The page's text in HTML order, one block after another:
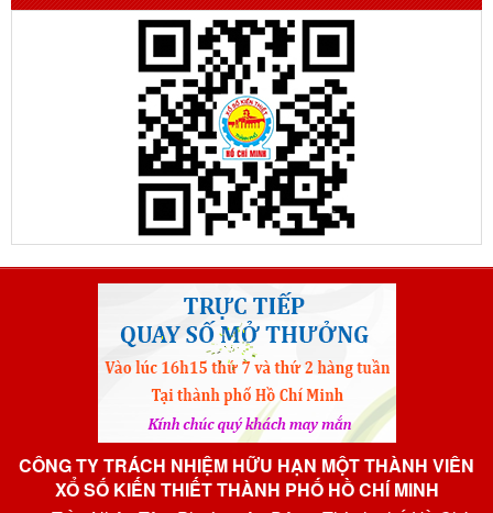
CÔNG TY TRÁCH NHIỆM HỮU HẠN MỘT THÀNH VIÊN
XỔ SỐ KIẾN THIẾT THÀNH PHỐ HỒ CHÍ MINH